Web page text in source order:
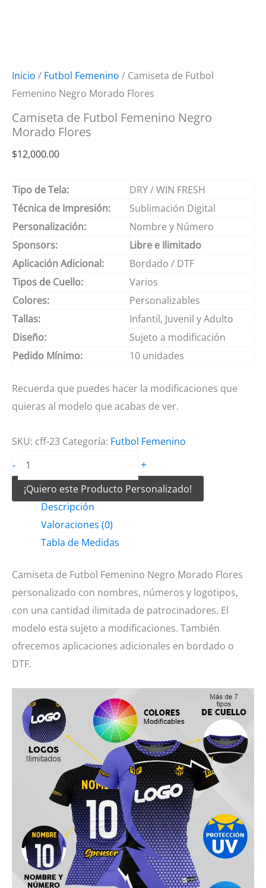
Inicio / Futbol Femenino / Camiseta de Futbol
Femenino Negro Morado Flores
Camiseta de Futbol Femenino Negro
Morado Flores
$12,000.00
Tipo de Tela:
DRY / WIN FRESH
Técnica de Impresión:
Sublimación Digital
Personalización:
Nombre y Número
Sponsors:
Libre e Ilimitado
Aplicación Adicional:
Bordado / DTF
Tipos de Cuello:
Varios
Colores:
Personalizables
Tallas:
Infantil, Juvenil y Adulto
Diseño:
Sujeto a modificación
Pedido Mínimo:
10 unidades
Recuerda que puedes hacer la modificaciones que
quieras al modelo que acabas de ver.
SKU: cff-23 Categoría: Futbol Femenino
-
Camiseta
de
Futbol
Femenino
Negro
Morado
+
¡Quiero este Producto Personalizado!
Descripción
Valoraciones (0)
Tabla de Medidas
Camiseta de Futbol Femenino Negro Morado Flores
personalizado con nombres, números y logotipos,
con una cantidad ilimitada de patrocinadores. El
modelo esta sujeto a modificaciones. También
ofrecemos aplicaciones adicionales en bordado o
DTF.